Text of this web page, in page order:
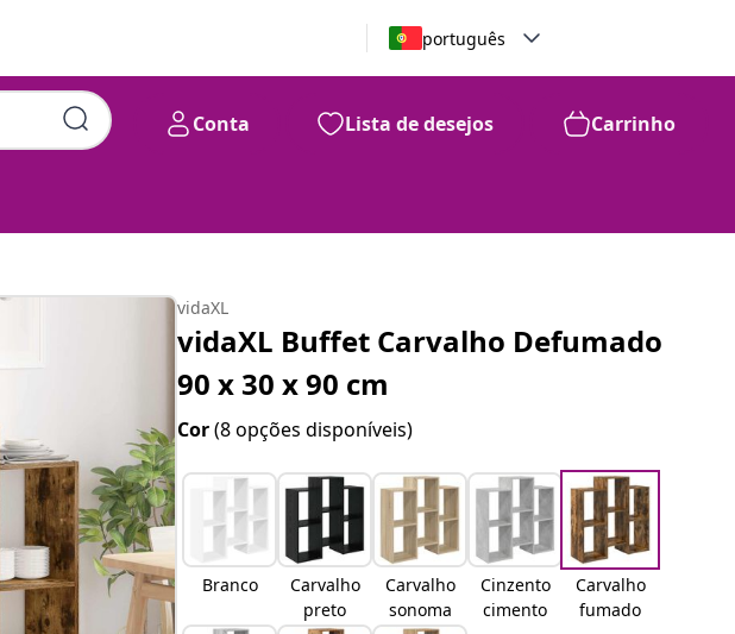
português
Conta Lista de desejos Carrinho
vidaXL
vidaXL Buffet Carvalho Defumado
90 x 30 x 90 cm
Cor(8 opções disponíveis)
Branco
Carvalho
preto
Carvalho
sonoma
Cinzento
cimento
Carvalho
fumado